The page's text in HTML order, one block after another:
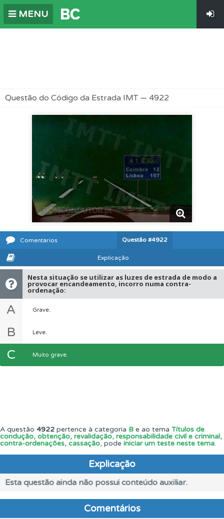
MENU
Questão do Código da Estrada IMT — 4922
Comentários Questão #4922
Explicação
Nesta situação se utilizar as luzes de estrada de modo a
provocar encandeamento, incorro numa contra-
ordenação:
A Grave.
B Leve.
C Muito grave.
A questão 4922 pertence à categoria B e ao tema Títulos de
condução, obtenção, revalidação, responsabilidade civil e criminal,
contra-ordenações, cassação, pode iniciar um teste neste tema.
Explicação
Esta questão ainda não possui conteúdo auxiliar.
Comentários